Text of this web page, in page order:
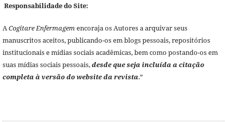
Responsabilidade do Site:
ACogitare Enfermagemencoraja os Autores a arquivar seus
manuscritos aceitos, publicando-os em blogs pessoais, repositórios
institucionais e mídias sociais acadêmicas, bem como postando-os em
suas mídias sociais pessoais,desde que seja incluída a citação
completa à versão do website da revista.”